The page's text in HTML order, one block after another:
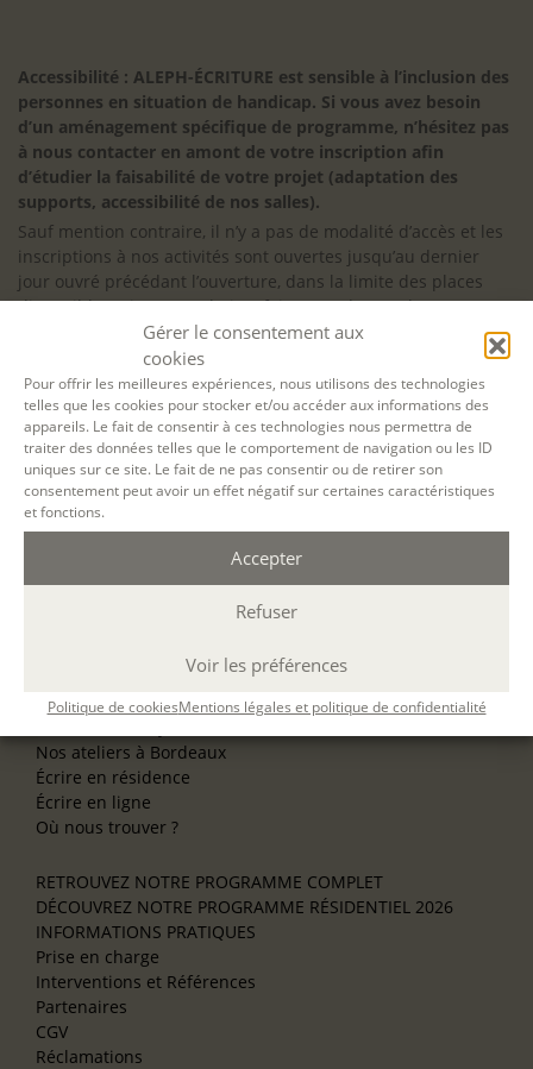
Gérer le consentement aux
cookies
Pour offrir les meilleures expériences, nous utilisons des technologies
telles que les cookies pour stocker et/ou accéder aux informations des
appareils. Le fait de consentir à ces technologies nous permettra de
traiter des données telles que le comportement de navigation ou les ID
uniques sur ce site. Le fait de ne pas consentir ou de retirer son
consentement peut avoir un effet négatif sur certaines caractéristiques
et fonctions.
Accepter
Refuser
Voir les préférences
Politique de cookiesMentions légales et politique de confidentialité
Accessibilité : ALEPH-ÉCRITURE est sensible à l’inclusion des
personnes en situation de handicap. Si vous avez besoin
d’un aménagement spécifique de programme, n’hésitez pas
à nous contacter en amont de votre inscription afin
d’étudier la faisabilité de votre projet (adaptation des
supports, accessibilité de nos salles).
Sauf mention contraire, il n’y a pas de modalité d’accès et les
inscriptions à nos activités sont ouvertes jusqu’au dernier
jour ouvré précédant l’ouverture, dans la limite des places
disponibles. Si vous souhaitez faire prendre en charge votre
formation (Afdas, France Travail…), la demande d’inscription
est à effectuer au plus tard un mois avant le début de la
formation.
NOS ATELIERS
Découverte
L’école d’écriture
La fabrique du manuscrit
Les stages pour artistes-auteurs
Se former à la biographie
Nos ateliers à Paris
Nos ateliers à Bordeaux
Écrire en résidence
Écrire en ligne
Où nous trouver ?
RETROUVEZ NOTRE PROGRAMME COMPLET
DÉCOUVREZ NOTRE PROGRAMME RÉSIDENTIEL 2026
INFORMATIONS PRATIQUES
Prise en charge
Interventions et Références
Partenaires
CGV
Réclamations